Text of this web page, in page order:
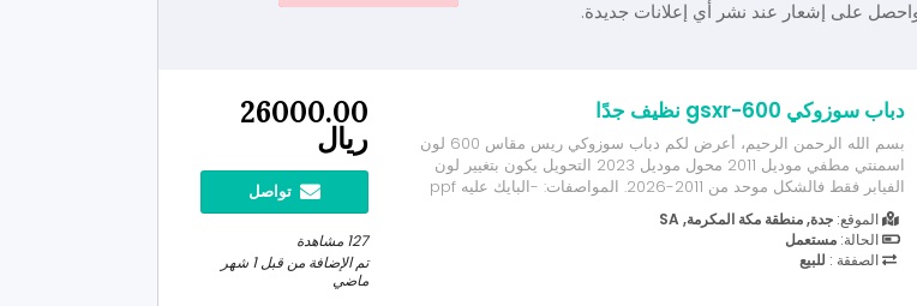
واحصل على إشعار عند نشر أي إعلانات جديدة.
دباب سوزوكي gsxr-600 نظيف جدًا
بسم الله الرحمن الرحيم، أعرض لكم دباب سوزوكي ريس مقاس 600 لون
اسمنتي مطفي موديل 2011 محول موديل 2023 التحويل يكون بتغيير لون
الفيابر فقط فالشكل موحد من 2011-2026. المواصفات: -البايك عليه ppf
مهندس حسين الصايغ تشمل: اداء - باكات مميزه - مراوح تبريد على حر...
الموقع: جدة, منطقة مكة المكرمة, SA
الحالة: مستعمل
الصفقة : للبيع
26000.00
ريال
تواصل
127 مشاهدة
تم الإضافة من قبل 1 شهر
ماضي